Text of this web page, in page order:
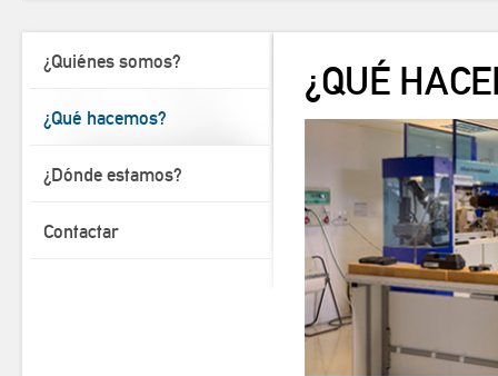
¿Quiénes somos?
¿Qué hacemos?
¿Dónde estamos?
Contactar
¿QUÉ